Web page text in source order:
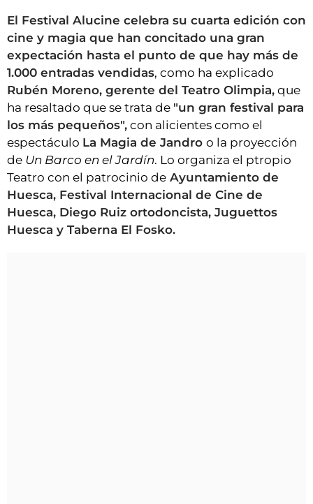
CLUB DEL AMIGO MILITANTE
INICIAR SESIÓN
El Festival Alucine celebra su cuarta edición con
cine y magia que han concitado una gran
expectación hasta el punto de que hay más de
1.000 entradas vendidas, como ha explicado
Rubén Moreno, gerente del Teatro Olimpia, que
ha resaltado que se trata de "un gran festival para
los más pequeños", con alicientes como el
espectáculo La Magia de Jandro o la proyección
de Un Barco en el Jardín. Lo organiza el ptropio
Teatro con el patrocinio de Ayuntamiento de
Huesca, Festival Internacional de Cine de
Huesca, Diego Ruiz ortodoncista, Juguettos
Huesca y Taberna El Fosko.